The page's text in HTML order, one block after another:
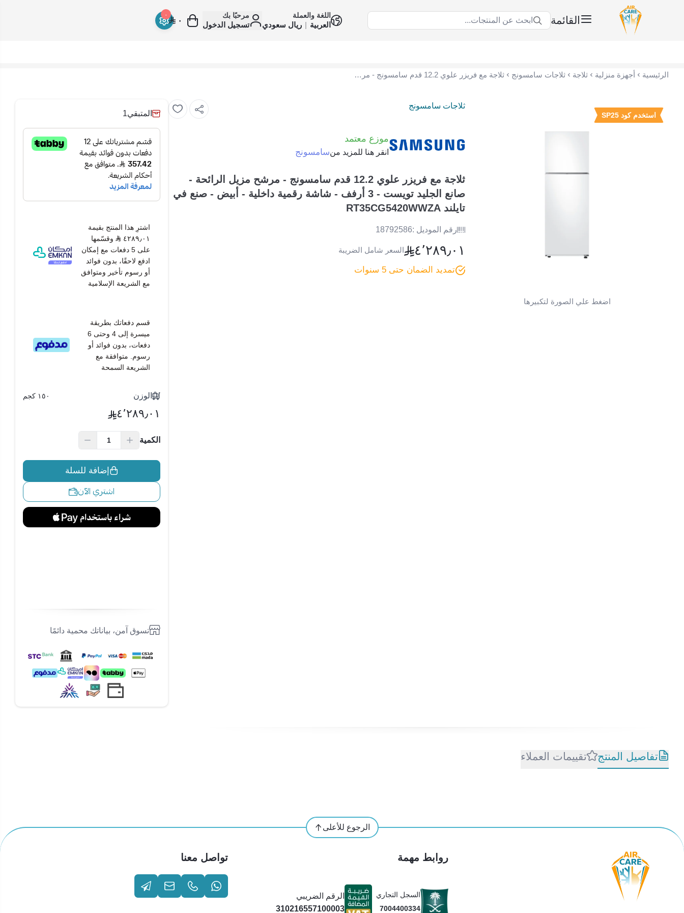
القائمة ابحث عن المنتجات...
اللغة والعملة
العربية | ريال سعودي
مرحبًا بك
تسجيل الدخول
٠
٠
الرئيسية أجهزة منزلية ثلاجة ثلاجات سامسونج ثلاجة مع فريزر علوي 12.2 قدم سامسونج - مرشح مزيل الرائحة - صانع الجليد تويست - 3 أرفف - شاشة رقمية داخلية - أبيض - صنع في تايلند RT35CG5420WWZA
استخدم كود SP25
اضغط علي الصورة لتكبيرها
ثلاجات سامسونج
موزع معتمد
انقر هنا للمزيد منسامسونج
ثلاجة مع فريزر علوي 12.2 قدم سامسونج - مرشح مزيل الرائحة -
صانع الجليد تويست - 3 أرفف - شاشة رقمية داخلية - أبيض - صنع في
تايلند RT35CG5420WWZA
رقم الموديل :18792586
٤٬٢٨٩٫٠١ السعر شامل الضريبة
تمديد الضمان حتى 5 سنوات
المتبقي1
اشترِ هذا المنتج بقيمة
٤٢٨٩٫٠١
وقسّمها
على 5 دفعات مع إمكان
ادفع لاحقًا، بدون فوائد
أو رسوم تأخير ومتوافق
مع الشريعة الإسلامية
قسم دفعاتك بطريقة
ميسرة إلى 4 وحتى 6
دفعات، بدون فوائد أو
رسوم. متوافقة مع
الشريعة السمحة
الوزن ١٥٠ كجم
٤٬٢٨٩٫٠١
الكمية
إضافة للسلة
اشتري الآن
تسوق آمن، بياناتك محمية دائمًا
تفاصيل المنتج تقييمات العملاء
الرجوع للأعلى
روابط مهمة
السجل التجاري
7004400334
الرقم الضريبي
310216557100003
تواصل معنا